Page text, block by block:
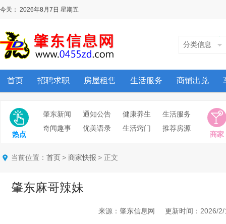
今天： 2026年8月7日 星期五
分类信息
首页 招聘求职 房屋租售 生活服务 商铺出兑
肇东新闻 通知公告 健康养生
生活服务
奇闻趣事
优美语录 生活窍门 推荐房源
热点 商家
当前位置： 首页 > 商家快报 > 正文
肇东麻哥辣妹
来源：肇东信息网 更新时间：2026/